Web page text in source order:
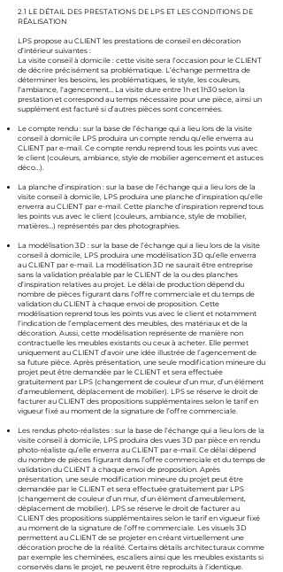
2.1 LE DÉTAIL DES PRESTATIONS DE LPS ET LES CONDITIONS DE
RÉALISATION
LPS propose au CLIENT les prestations de conseil en décoration
d’intérieur suivantes :
La visite conseil à domicile : cette visite sera l’occasion pour le CLIENT
de décrire précisément sa problématique. L’échange permettra de
déterminer les besoins, les problématiques, le style, les couleurs,
l’ambiance, l’agencement… La visite dure entre 1h et 1h30 selon la
prestation et correspond au temps nécessaire pour une pièce, ainsi un
supplément est facturé si d’autres pièces sont concernées.
Le compte rendu : sur la base de l’échange qui a lieu lors de la visite
conseil à domicile LPS produira un compte rendu qu’elle enverra au
CLIENT par e-mail. Ce compte rendu reprend tous les points vus avec
le client (couleurs, ambiance, style de mobilier agencement et astuces
déco…).
La planche d’inspiration : sur la base de l’échange qui a lieu lors de la
visite conseil à domicile, LPS produira une planche d’inspiration qu’elle
enverra au CLIENT par e-mail. Cette planche d’inspiration reprend tous
les points vus avec le client (couleurs, ambiance, style de mobilier,
matières…) représentés par des photographies.
La modélisation 3D : sur la base de l’échange qui a lieu lors de la visite
conseil à domicile, LPS produira une modélisation 3D qu’elle enverra
au CLIENT par e-mail. La modélisation 3D ne saurait être entreprise
sans la validation préalable par le CLIENT de la ou des planches
d’inspiration relatives au projet. Le délai de production dépend du
nombre de pièces figurant dans l’offre commerciale et du temps de
validation du CLIENT à chaque envoi de proposition. Cette
modélisation reprend tous les points vus avec le client et notamment
l’indication de l’emplacement des meubles, des matériaux et de la
décoration. Aussi, cette modélisation représente de manière non
contractuelle les meubles existants ou ceux à acheter. Elle permet
uniquement au CLIENT d’avoir une idée illustrée de l’agencement de
sa future pièce. Après présentation, une seule modification mineure du
projet peut être demandée par le CLIENT et sera effectuée
gratuitement par LPS (changement de couleur d’un mur, d’un élément
d’ameublement, déplacement de mobilier). LPS se réserve le droit de
facturer au CLIENT des propositions supplémentaires selon le tarif en
vigueur fixé au moment de la signature de l’offre commerciale.
Les rendus photo-réalistes : sur la base de l’échange qui a lieu lors de la
visite conseil à domicile, LPS produira des vues 3D par pièce en rendu
photo-réaliste qu’elle enverra au CLIENT par e-mail. Ce délai dépend
du nombre de pièces figurant dans l’offre commerciale et du temps de
validation du CLIENT à chaque envoi de proposition. Après
présentation, une seule modification mineure du projet peut être
demandée par le CLIENT et sera effectuée gratuitement par LPS
(changement de couleur d’un mur, d’un élément d’ameublement,
déplacement de mobilier). LPS se réserve le droit de facturer au
CLIENT des propositions supplémentaires selon le tarif en vigueur fixé
au moment de la signature de l’offre commerciale. Les visuels 3D
permettent au CLIENT de se projeter en créant virtuellement une
décoration proche de la réalité. Certains détails architecturaux comme
par exemple les cheminées, escaliers ainsi que les meubles existants si
conservés dans le projet, ne peuvent être reproduits à l’identique.